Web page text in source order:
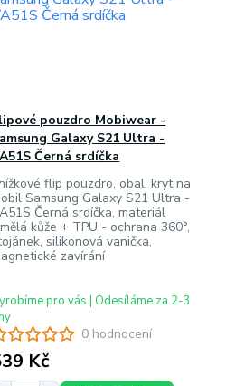
0 hodnocení
pouzdro Mobiwear -
Galaxy S21 Ultra -
Černá srdíčka
flip pouzdro, obal, kryt na
Samsung Galaxy S21 Ultra -
Černá srdíčka, materiál
kůže + TPU - ochrana 360°,
silikonová vanička,
zavírání
Kč
pro vás | Odesíláme za 2-3